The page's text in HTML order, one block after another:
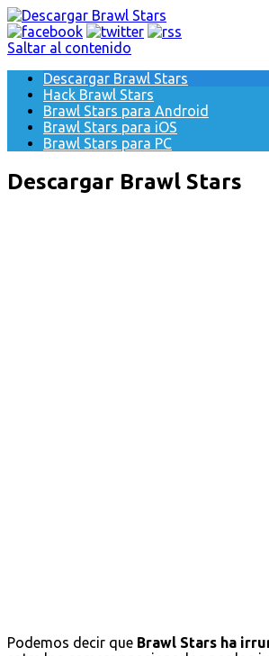
Saltar al contenido
Descargar Brawl Stars
Hack Brawl Stars
Brawl Stars para Android
Brawl Stars para iOS
Brawl Stars para PC
Descargar Brawl Stars
Podemos decir que Brawl Stars ha